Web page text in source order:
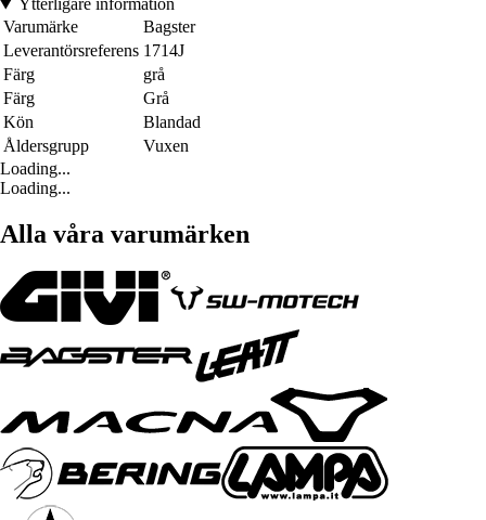
Ytterligare information
Varumärke
Bagster
Leverantörsreferens 1714J
Färg
grå
Färg
Grå
Kön
Blandad
Åldersgrupp
Vuxen
Loading...
Loading...
Alla våra varumärken